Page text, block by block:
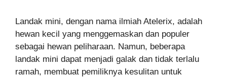
Landak mini, dengan nama ilmiah Atelerix, adalah
hewan kecil yang menggemaskan dan populer
sebagai hewan peliharaan. Namun, beberapa
landak mini dapat menjadi galak dan tidak terlalu
ramah, membuat pemiliknya kesulitan untuk